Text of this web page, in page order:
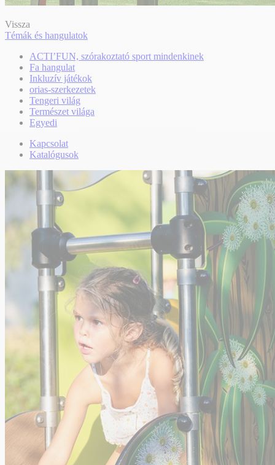
Vissza
Témák és hangulatok
ACTI’FUN, szórakoztató sport mindenkinek
Fa hangulat
Inkluzív játékok
orias-szerkezetek
Tengeri világ
Természet világa
Egyedi
Kapcsolat
Katalógusok